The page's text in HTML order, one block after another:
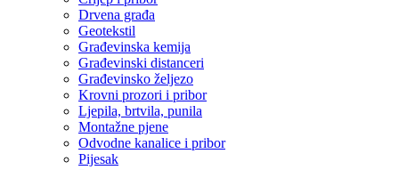
Drvena građa
Geotekstil
Građevinska kemija
Građevinski distanceri
Građevinsko željezo
Krovni prozori i pribor
Ljepila, brtvila, punila
Montažne pjene
Odvodne kanalice i pribor
Pijesak